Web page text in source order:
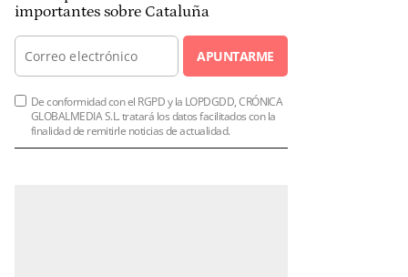
importantes sobre Cataluña
APUNTARME
De conformidad con el RGPD y la LOPDGDD, CRÓNICA
GLOBALMEDIA S.L. tratará los datos facilitados con la
finalidad de remitirle noticias de actualidad.